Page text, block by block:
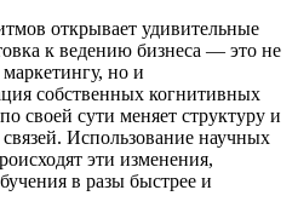
открывает удивительные
к ведению бизнеса — это не
но и
собственных когнитивных
своей сути меняет структуру и
Использование научных
эти изменения,
в разы быстрее и